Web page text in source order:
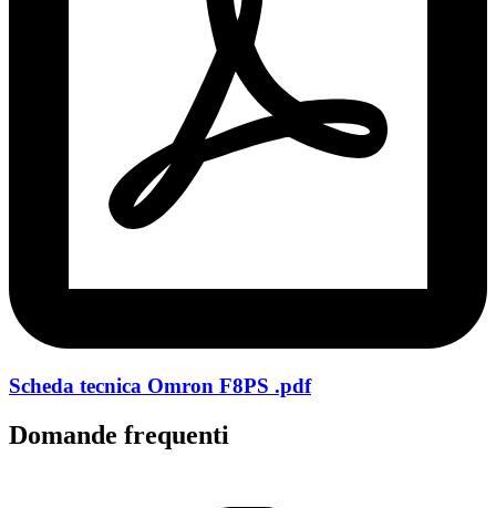
Scheda tecnica Omron F8PS .pdf
Domande frequenti